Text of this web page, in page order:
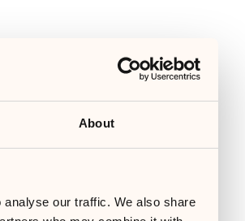
About
our traffic. We also share